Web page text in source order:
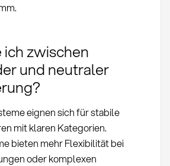
zwischen
und neutraler
eignen sich für stabile
mit klaren Kategorien.
bieten mehr Flexibilität bei
oder komplexen